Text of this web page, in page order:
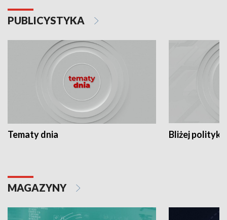
PUBLICYSTYKA
Tematy dnia Bliżej polityki
MAGAZYNY